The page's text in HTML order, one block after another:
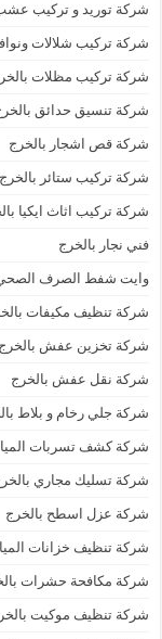
شركة توريد و تركيب
شركة تركيب شلالات
شركة تركيب مظلات
شركة تنسيق حدائق
شركة قص اشجار بالخرج
شركة تركيب ستائر بالخرج
شركة تركيب اثاث ايكيا
فني نجار بالخرج
وايت شفط الصرف الصحي
شركة تنظيف مكيفات
شركة تخزين عفش بالخرج
شركة نقل عفش بالخرج
شركة جلي رخام و بلاط
شركة كشف تسربات
شركة تسليك مجاري
شركة عزل اسطح بالخرج
شركة تنظيف خزانات
شركة مكافحة حشرات
شركة تنظيف موكيت